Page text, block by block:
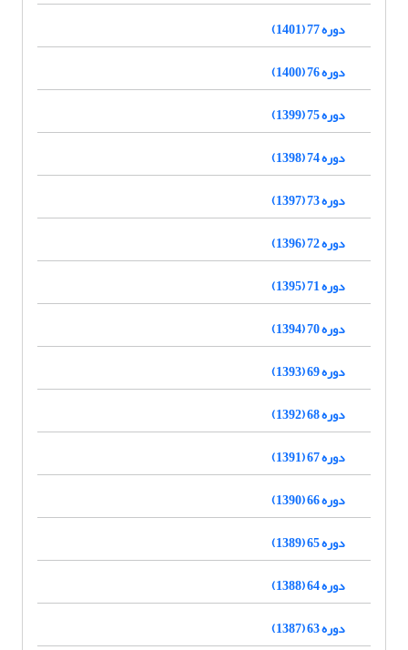
دوره 77 (1401)
دوره 76 (1400)
دوره 75 (1399)
دوره 74 (1398)
دوره 73 (1397)
دوره 72 (1396)
دوره 71 (1395)
دوره 70 (1394)
دوره 69 (1393)
دوره 68 (1392)
دوره 67 (1391)
دوره 66 (1390)
دوره 65 (1389)
دوره 64 (1388)
دوره 63 (1387)